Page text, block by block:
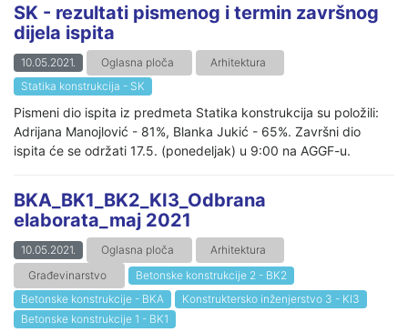
SK - rezultati pismenog i termin završnog
dijela ispita
10.05.2021. Oglasna ploča
Arhitektura
Statika konstrukcija - SK
Pismeni dio ispita iz predmeta Statika konstrukcija su položili:
Adrijana Manojlović - 81%, Blanka Jukić - 65%. Završni dio
ispita će se održati 17.5. (ponedeljak) u 9:00 na AGGF-u.
BKA_BK1_BK2_KI3_Odbrana
elaborata_maj 2021
10.05.2021. Oglasna ploča
Arhitektura
Građevinarstvo
Betonske konstrukcije 2 - BK2
Betonske konstrukcije - BKA
Konstruktersko inženjerstvo 3 - KI3
Betonske konstrukcije 1 - BK1